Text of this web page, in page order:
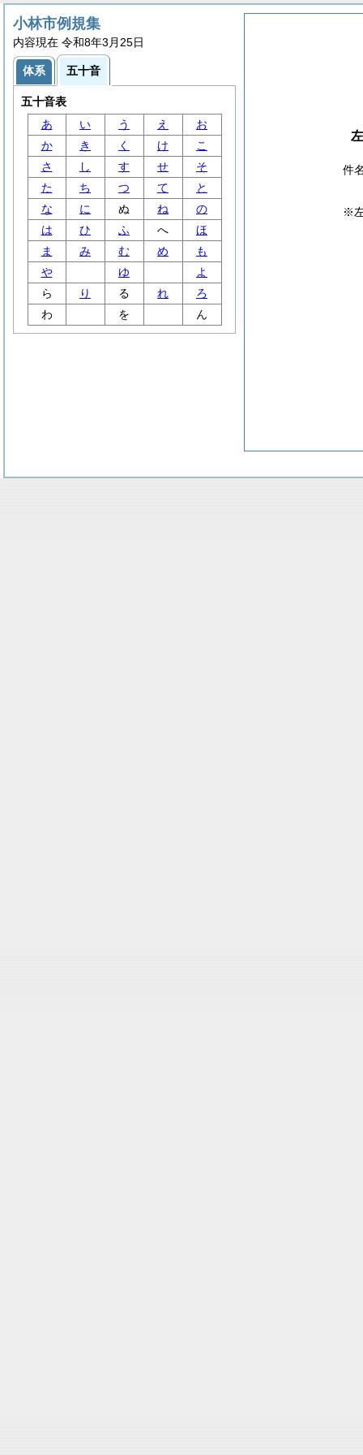
件
※
小林市例規集
内容現在 令和8年3月25日
体系 五十音
五十音表
あ
い う え
お
か
き く け
こ
さ
し す せ
そ
た
ち つ て
と
な
に ぬ ね
の
は
ひ ふ へ
ほ
ま
み む め
も
や
ゆ
よ
ら
り る れ
ろ
わ
を ん